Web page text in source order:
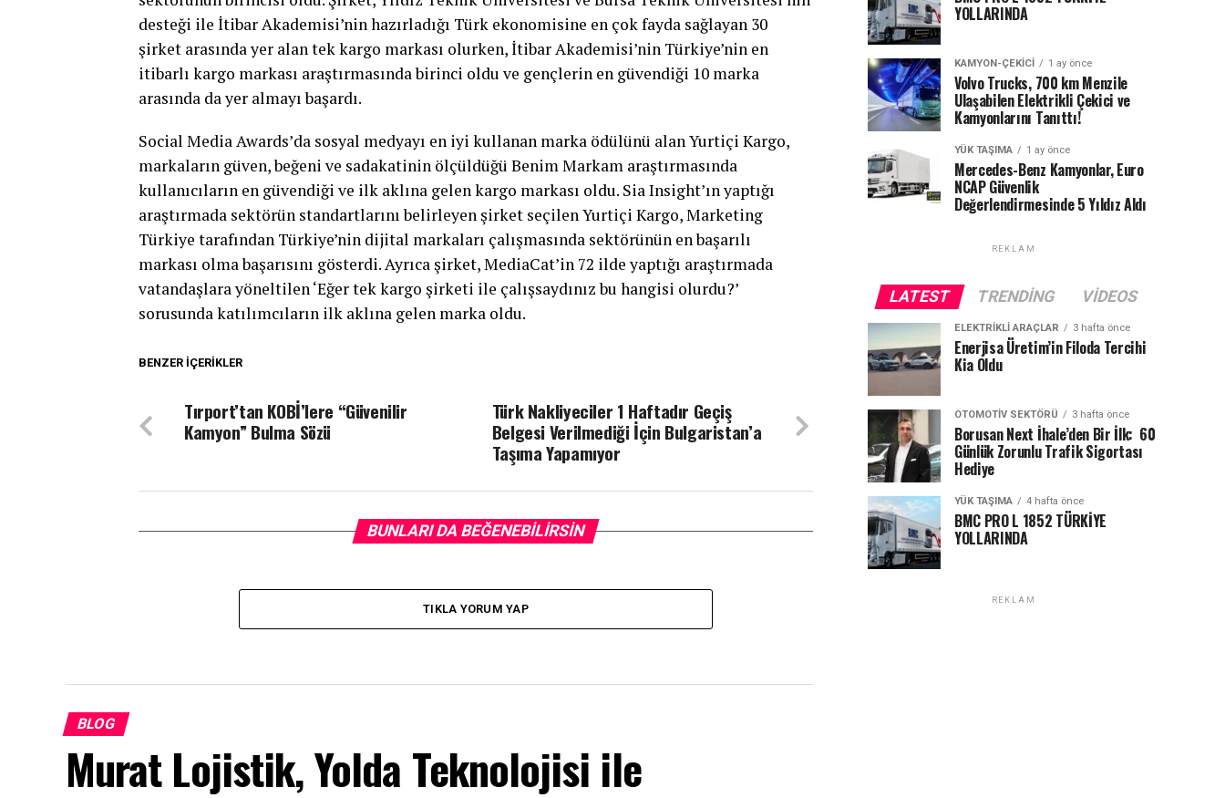
desteği ile İtibar Akademisi’nin hazırladığı Türk ekonomisine en çok fayda sağlayan 30
şirket arasında yer alan tek kargo markası olurken, İtibar Akademisi’nin Türkiye’nin en
itibarlı kargo markası araştırmasında birinci oldu ve gençlerin en güvendiği 10 marka
arasında da yer almayı başardı.
Social Media Awards’da sosyal medyayı en iyi kullanan marka ödülünü alan Yurtiçi Kargo,
markaların güven, beğeni ve sadakatinin ölçüldüğü Benim Markam araştırmasında
kullanıcıların en güvendiği ve ilk aklına gelen kargo markası oldu. Sia Insight’ın yaptığı
araştırmada sektörün standartlarını belirleyen şirket seçilen Yurtiçi Kargo, Marketing
Türkiye tarafından Türkiye’nin dijital markaları çalışmasında sektörünün en başarılı
markası olma başarısını gösterdi. Ayrıca şirket, MediaCat’in 72 ilde yaptığı araştırmada
vatandaşlara yöneltilen ‘Eğer tek kargo şirketi ile çalışsaydınız bu hangisi olurdu?’
sorusunda katılımcıların ilk aklına gelen marka oldu.
BENZER İÇERIKLER
Türk Nakliyeciler 1 Haftadır Geçiş
Belgesi Verilmediği İçin Bulgaristan’a
Taşıma Yapamıyor
Tırport’tan KOBİ’lere “Güvenilir
Kamyon” Bulma Sözü
BUNLARI DA BEĞENEBILIRSIN
TIKLA YORUM YAP
BLOG
Murat Lojistik, Yolda Teknolojisi ile
YOLLARINDA
KAMYON-ÇEKICI 1 ay önce
Volvo Trucks, 700 km Menzile
Ulaşabilen Elektrikli Çekici ve
Kamyonlarını Tanıttı!
YÜK TAŞIMA 1 ay önce
Mercedes-Benz Kamyonlar, Euro
NCAP Güvenlik
Değerlendirmesinde 5 Yıldız Aldı
REKLAM
LATEST TRENDING VIDEOS
ELEKTRIKLI ARAÇLAR 3 hafta önce
Enerjisa Üretim’in Filoda Tercihi
Kia Oldu
OTOMOTIV SEKTÖRÜ 3 hafta önce
Borusan Next İhale’den Bir İlk: 60
Günlük Zorunlu Trafik Sigortası
Hediye
YÜK TAŞIMA 4 hafta önce
BMC PRO L 1852 TÜRKİYE
YOLLARINDA
REKLAM